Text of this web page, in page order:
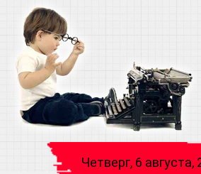
Четверг, 6 августа,